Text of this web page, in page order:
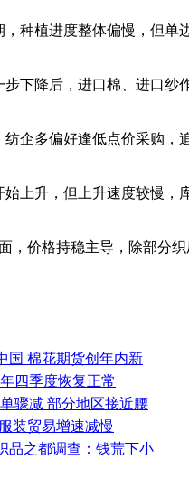
种植进度整体偏慢，但单
下降后，进口棉、进口纱
企多偏好逢低点价采购，
上升，但上升速度较慢，
，价格持稳主导，除部分
国 棉花期货创年内新
四季度恢复正常
骤减 部分地区接近腰
装贸易增速减慢
之都调查：钱荒下小